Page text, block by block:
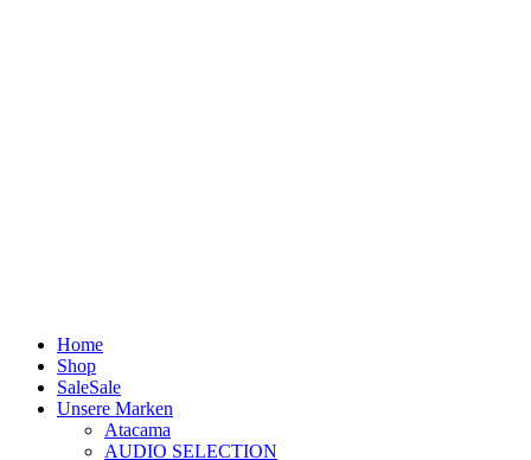
Home
Shop
SaleSale
Unsere Marken
Atacama
AUDIO SELECTION